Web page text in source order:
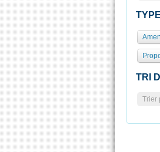
TRI
Trier